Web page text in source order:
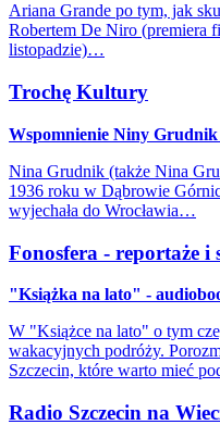
Ariana Grande po tym, jak
Robertem De Niro (premiera
listopadzie)…
Trochę Kultury
Wspomnienie Niny Grudnik
Nina Grudnik (także Nina
1936 roku w Dąbrowie
wyjechała do Wrocławia…
Fonosfera - reportaże i
"Książka na lato" -
W "Książce na lato" o tym
wakacyjnych podróży.
Szczecin, które warto mieć
Radio Szczecin na